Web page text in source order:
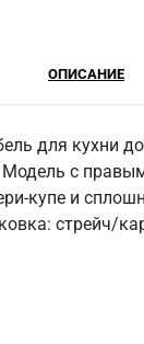
ОПИСАНИЕ
для кухни
с
купе и
стрейч/